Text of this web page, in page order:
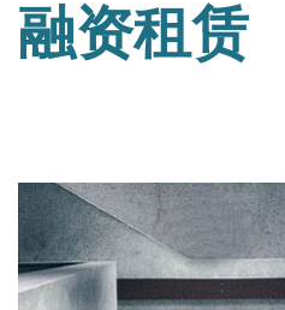
融资租赁